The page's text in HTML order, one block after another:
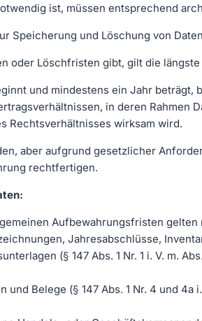
ist, müssen entsprechend
und Löschung von
oder Löschfristen gibt, gilt die längste
und mindestens ein Jahr beträgt,
in deren Rahmen
Rechtsverhältnisses wirksam wird.
aber aufgrund gesetzlicher
rechtfertigen.
Aufbewahrungsfristen gelten
Jahresabschlüsse,
(§ 147 Abs. 1 Nr. 1 i. V. m. Abs.
Belege (§ 147 Abs. 1 Nr. 4 und 4a i.